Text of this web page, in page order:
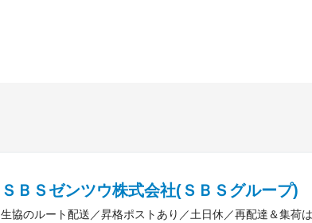
ＳＢＳゼンツウ株式会社(ＳＢＳグループ)
生協のルート配送／昇格ポストあり／土日休／再配達＆集荷